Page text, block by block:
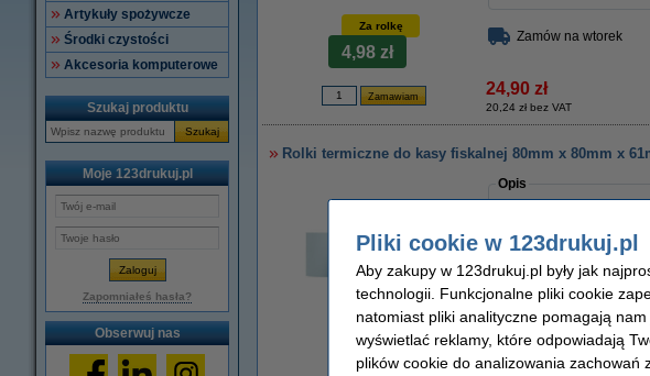
Artykuły spożywcze
Środki czystości
Akcesoria komputerowe
Szukaj produktu
Szukaj
Moje 123drukuj.pl
Zapomniałeś hasła?
Obserwuj nas
Za rolkę
4,98 zł
Zamów na wtorek
24,90 zł
20,24 zł bez VAT
Rolki termiczne do kasy fiskalnej 80mm x 80mm x
powiększ
Opis
Papier termiczny marki
potwierdzeń z
metrów długości. Rolki
Rolki do kasy fiskalnej
bezpiecznymi dla
Produkt kompatybilny z
Właściwości
Marka:
Pliki cookie w 123drukuj.pl
Aby zakupy w 123drukuj.pl były jak
technologii. Funkcjonalne pliki cookie
natomiast pliki analityczne pomagają
wyświetlać reklamy, które odpowiadają
plików cookie do analizowania zachowań